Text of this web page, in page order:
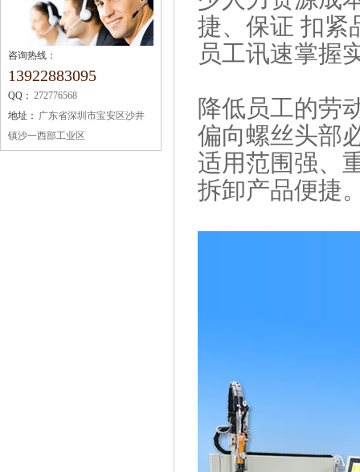
咨询热线：
13922883095
QQ： 272776568
地址： 广东省深圳市宝安区沙井
镇沙一西部工业区
捷、保证 扣紧
员工讯速掌握
降低员工的劳
偏向螺丝头部
适用范围强、
拆卸产品便捷